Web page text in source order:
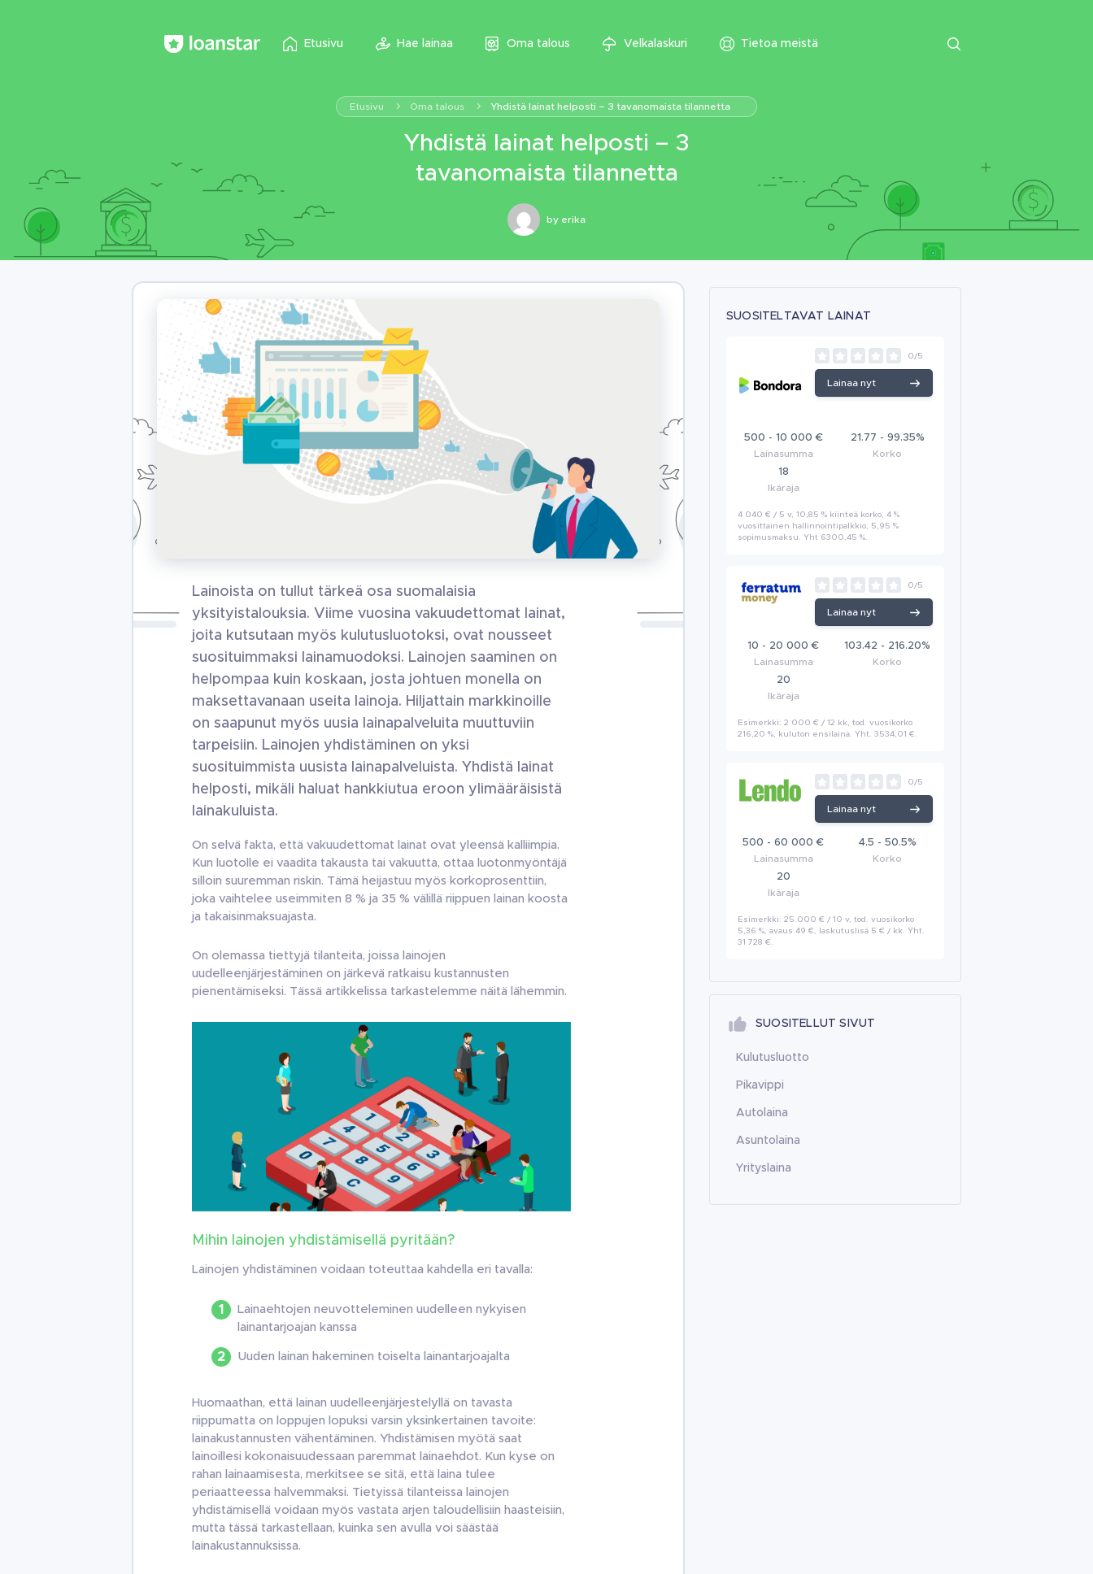
Etusivu Hae lainaa Oma talous Velkalaskuri Tietoa meistä
Etusivu Oma talous Yhdistä lainat helposti – 3 tavanomaista tilannetta
Yhdistä lainat helposti – 3
tavanomaista tilannetta
by erika
Lainoista on tullut tärkeä osa suomalaisia
yksityistalouksia. Viime vuosina vakuudettomat lainat,
joita kutsutaan myös kulutusluotoksi, ovat nousseet
suosituimmaksi lainamuodoksi. Lainojen saaminen on
helpompaa kuin koskaan, josta johtuen monella on
maksettavanaan useita lainoja. Hiljattain markkinoille
on saapunut myös uusia lainapalveluita muuttuviin
tarpeisiin. Lainojen yhdistäminen on yksi
suosituimmista uusista lainapalveluista. Yhdistä lainat
helposti, mikäli haluat hankkiutua eroon ylimääräisistä
lainakuluista.
On selvä fakta, että vakuudettomat lainat ovat yleensä kalliimpia.
Kun luotolle ei vaadita takausta tai vakuutta, ottaa luotonmyöntäjä
silloin suuremman riskin. Tämä heijastuu myös korkoprosenttiin,
joka vaihtelee useimmiten 8 % ja 35 % välillä riippuen lainan koosta
ja takaisinmaksuajasta.
On olemassa tiettyjä tilanteita, joissa lainojen
uudelleenjärjestäminen on järkevä ratkaisu kustannusten
pienentämiseksi. Tässä artikkelissa tarkastelemme näitä lähemmin.
Mihin lainojen yhdistämisellä pyritään?
Lainojen yhdistäminen voidaan toteuttaa kahdella eri tavalla:
Lainaehtojen neuvotteleminen uudelleen nykyisen
lainantarjoajan kanssa
Uuden lainan hakeminen toiselta lainantarjoajalta
Huomaathan, että lainan uudelleenjärjestelyllä on tavasta
riippumatta on loppujen lopuksi varsin yksinkertainen tavoite:
lainakustannusten vähentäminen. Yhdistämisen myötä saat
lainoillesi kokonaisuudessaan paremmat lainaehdot. Kun kyse on
rahan lainaamisesta, merkitsee se sitä, että laina tulee
periaatteessa halvemmaksi. Tietyissä tilanteissa lainojen
yhdistämisellä voidaan myös vastata arjen taloudellisiin haasteisiin,
mutta tässä tarkastellaan, kuinka sen avulla voi säästää
lainakustannuksissa.
SUOSITELTAVAT LAINAT
0/5
Lainaa nyt
500 - 10 000 €
Lainasumma
21.77 - 99.35%
Korko
18
Ikäraja
4 040 € / 5 v, 10,85 % kiinteä korko, 4 %
vuosittainen hallinnointipalkkio, 5,95 %
sopimusmaksu. Yht 6300,45 %.
0/5
Lainaa nyt
10 - 20 000 €
Lainasumma
103.42 - 216.20%
Korko
20
Ikäraja
Esimerkki: 2 000 € / 12 kk, tod. vuosikorko
216,20 %, kuluton ensilaina. Yht. 3534,01 €.
0/5
Lainaa nyt
500 - 60 000 €
Lainasumma
4.5 - 50.5%
Korko
20
Ikäraja
Esimerkki: 25 000 € / 10 v, tod. vuosikorko
5,36 %, avaus 49 €, laskutuslisä 5 € / kk. Yht.
31 728 €.
SUOSITELLUT SIVUT
Kulutusluotto
Pikavippi
Autolaina
Asuntolaina
Yrityslaina